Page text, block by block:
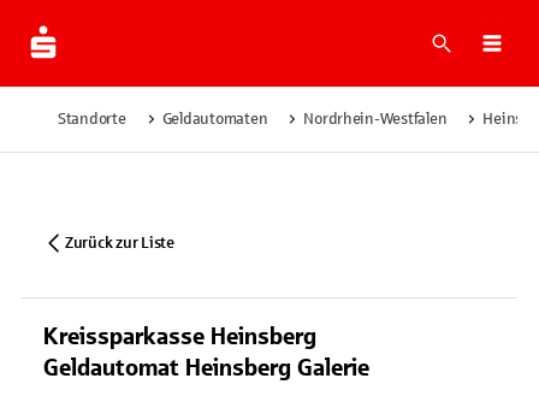
Suche
Standorte Geldautomaten Nordrhein-Westfalen
Zurück zur Liste
Kreissparkasse Heinsberg
Geldautomat Heinsberg Galerie